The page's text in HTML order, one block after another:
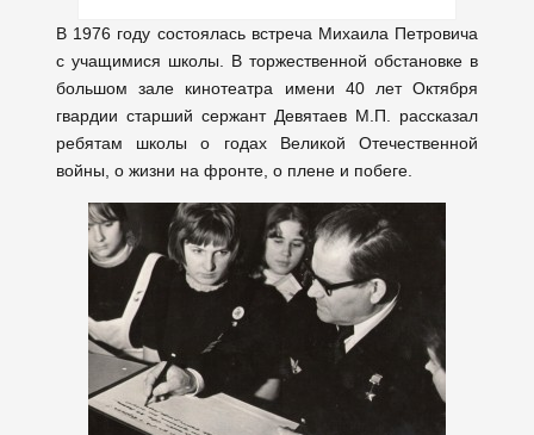
В 1976 году состоялась встреча Михаила Петровича
с учащимися школы. В торжественной обстановке в
большом зале кинотеатра имени 40 лет Октября
гвардии старший сержант Девятаев М.П. рассказал
ребятам школы о годах Великой Отечественной
войны, о жизни на фронте, о плене и побеге.